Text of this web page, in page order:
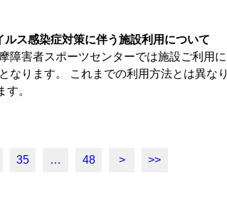
ルス感染症対策に伴う施設利用について
障害者スポーツセンターでは施設ご利用に
なります。 これまでの利用方法とは異なり
。
35 … 48 > >>